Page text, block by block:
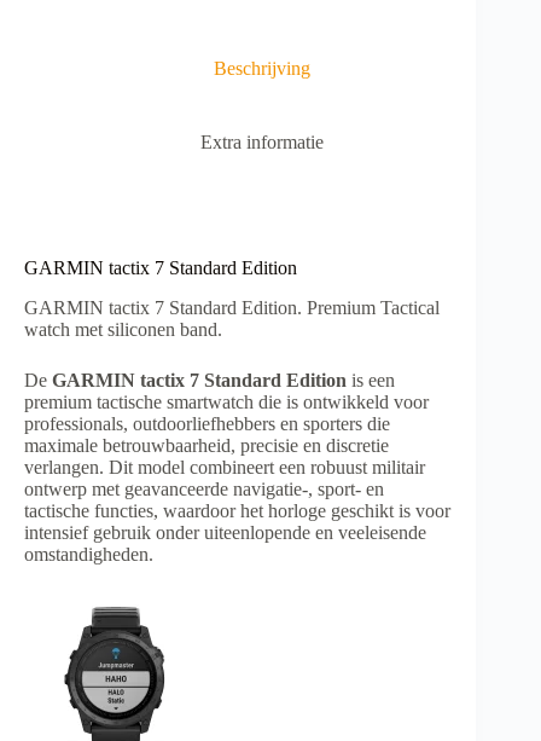
Beschrijving
Extra informatie
GARMIN tactix 7 Standard Edition
GARMIN tactix 7 Standard Edition. Premium Tactical
watch met siliconen band.
De GARMIN tactix 7 Standard Edition is een
premium tactische smartwatch die is ontwikkeld voor
professionals, outdoorliefhebbers en sporters die
maximale betrouwbaarheid, precisie en discretie
verlangen. Dit model combineert een robuust militair
ontwerp met geavanceerde navigatie-, sport- en
tactische functies, waardoor het horloge geschikt is voor
intensief gebruik onder uiteenlopende en veeleisende
omstandigheden.